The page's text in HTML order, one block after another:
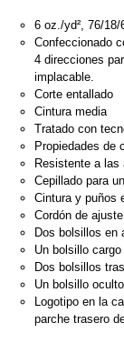
6 oz./yd², 76/
Confeccionado
4 direcciones
implacable.
Corte entallado
Cintura media
Tratado con
Propiedades de
Resistente a las
Cepillado para
Cintura y puños
Cordón de
Dos bolsillos en
Un bolsillo
Dos bolsillos
Un bolsillo
Logotipo en la
parche trasero